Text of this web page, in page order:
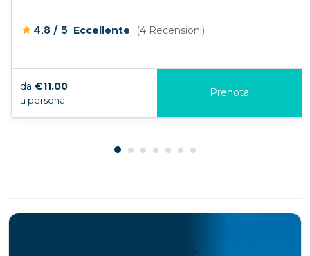
4.8 /5 Eccellente (4 Recensioni)
da €11.00
a persona
Prenota